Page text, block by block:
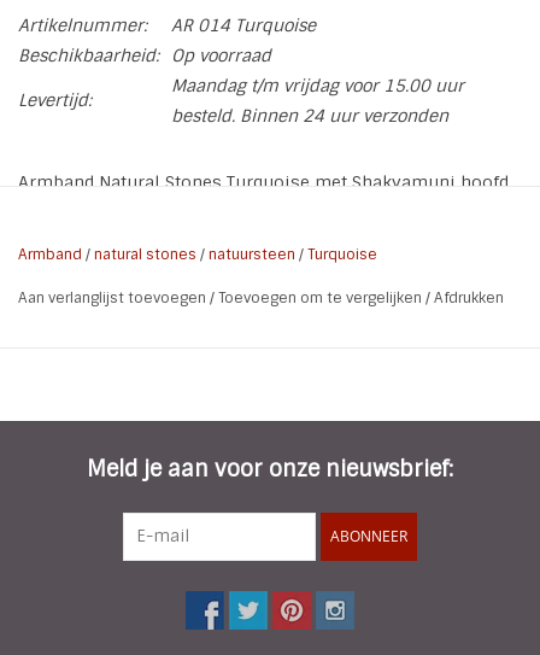
Artikelnummer:
AR 014 Turquoise
Beschikbaarheid:
Op voorraad
Levertijd:
Maandag t/m vrijdag voor 15.00 uur
besteld. Binnen 24 uur verzonden
Armband Natural Stones Turquoise met Shakyamuni hoofd.
* Stones : 6 mm
toewijding en moed en beschermt (vooral de jeugd) tegen
zelfvertrouwen en het doorzettingsvermogen. Het kan ook
effectief zijn bij klachten die te maken hebben met de
overgang, zoals opvliegers. Het kan kalmerend werken en
voor innerlijke rust zorgen maar werkt ook vitaliserend bij
Armband /natural stones /natuursteen /Turquoise
Aan verlanglijst toevoegen /Toevoegen om te vergelijken /Afdrukken
Meld je aan voor onze nieuwsbrief:
ABONNEER